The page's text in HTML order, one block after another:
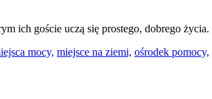
ich goście uczą się prostego, dobrego życia.
mocy, miejsce na ziemi, ośrodek pomocy,